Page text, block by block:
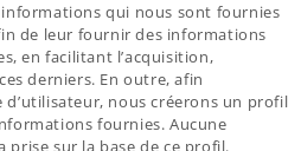
qui nous sont fournies
de leur fournir des informations
en facilitant l’acquisition,
derniers. En outre, afin
d’utilisateur, nous créerons un profil
fournies. Aucune